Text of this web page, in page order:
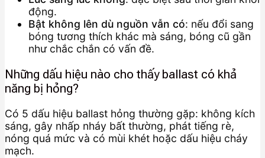
động.
Bật không lên dù nguồn vẫn có: nếu đổi sang
bóng tương thích khác mà sáng, bóng cũ gần
như chắc chắn có vấn đề.
Những dấu hiệu nào cho thấy ballast có khả
năng bị hỏng?
Có 5 dấu hiệu ballast hỏng thường gặp: không kích
sáng, gây nhấp nháy bất thường, phát tiếng rè,
nóng quá mức và có mùi khét hoặc dấu hiệu cháy
mạch.